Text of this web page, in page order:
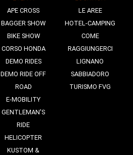
APE CROSS
BAGGER SHOW
BIKE SHOW
CORSO HONDA
DEMO RIDES
DEMO RIDE OFF
ROAD
E-MOBILITY
GENTLEMAN'S
RIDE
HELICOPTER
KUSTOM &
LE AREE
HOTEL-CAMPING
COME
RAGGIUNGERCI
LIGNANO
SABBIADORO
TURISMO FVG